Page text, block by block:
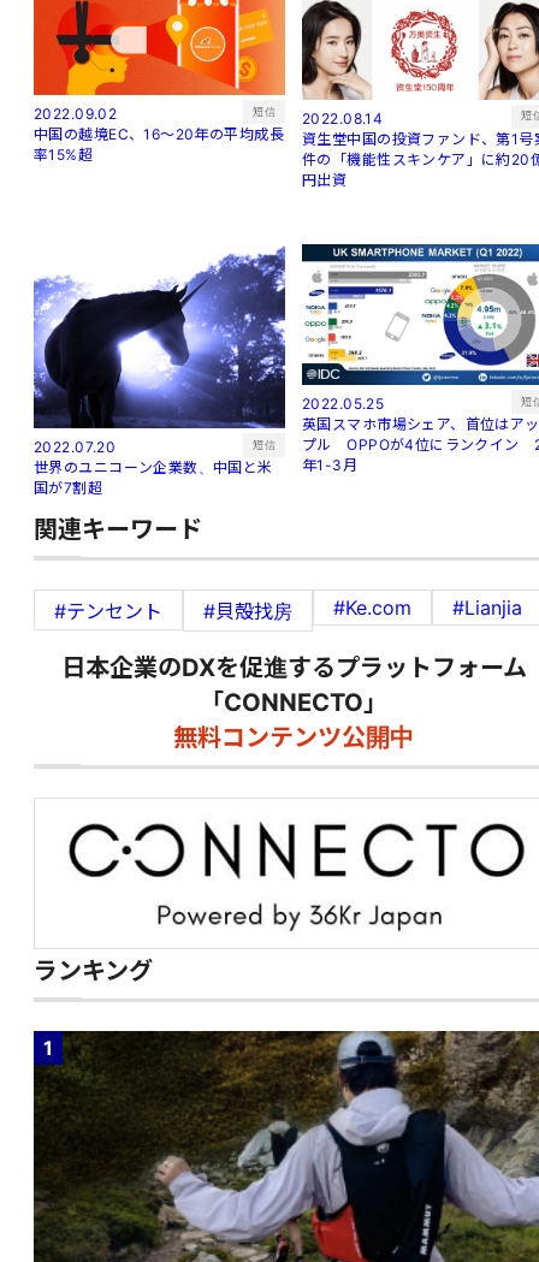
2022.09.02 短信
中国の越境EC、16～20年の平均成長
率15%超
2022.08.14 短
資生堂中国の投資ファンド、第1号
件の「機能性スキンケア」に約20
円出資
2022.07.20 短信
世界のユニコーン企業数、中国と米
国が7割超
2022.05.25 短
英国スマホ市場シェア、首位はアッ
プル OPPOが4位にランクイン
年1-3月
関連キーワード
#テンセント #貝殻找房 #Ke.com #Lianjia
日本企業のDXを促進するプラットフォーム
「CONNECTO」
無料コンテンツ公開中
ランキング
1